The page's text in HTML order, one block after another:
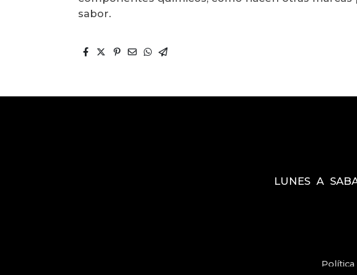
sabor.
LUNES A
Política